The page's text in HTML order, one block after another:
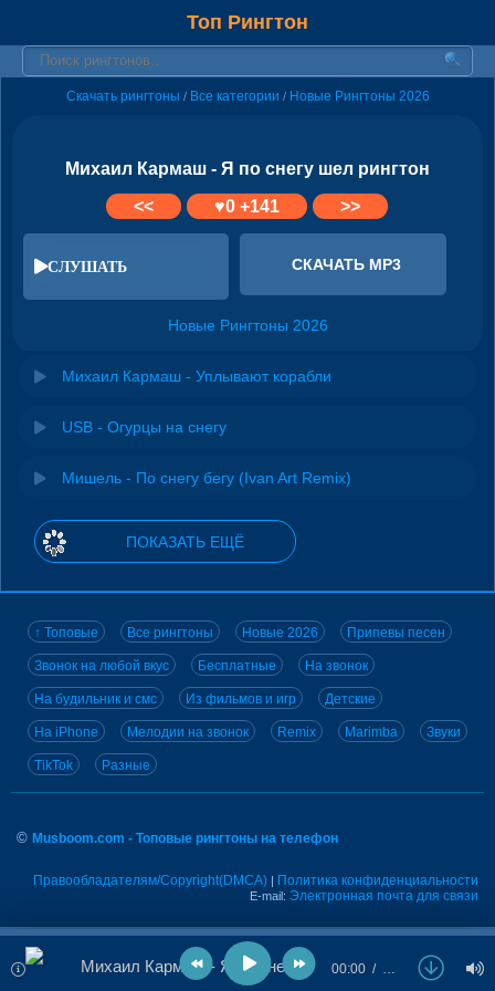
Топ Рингтон
Скачать рингтоны / Все категории / Новые Рингтоны 2026
Михаил Кармаш - Я по снегу шел рингтон
<<
♥0+141 >>
СЛУШАТЬ СКАЧАТЬ MP3
Новые Рингтоны 2026
Михаил Кармаш - Уплывают корабли
USB - Огурцы на снегу
Мишель - По снегу бегу (Ivan Art Remix)
ПОКАЗАТЬ ЕЩЁ
↑ Топовые Все рингтоны Новые 2026 Припевы песен
Звонок на любой вкус Бесплатные На звонок
На будильник и смс Из фильмов и игр Детские
На iPhone Мелодии на звонок Remix Marimba Звуки
TikTok Разные
© Musboom.com - Топовые рингтоны на телефон
Правообладателям/Copyright(DMCA) | Политика конфиденциальности
E-mail: Электронная почта для связи
Михаил Кармаш - Я по снегу шел 00:00 …